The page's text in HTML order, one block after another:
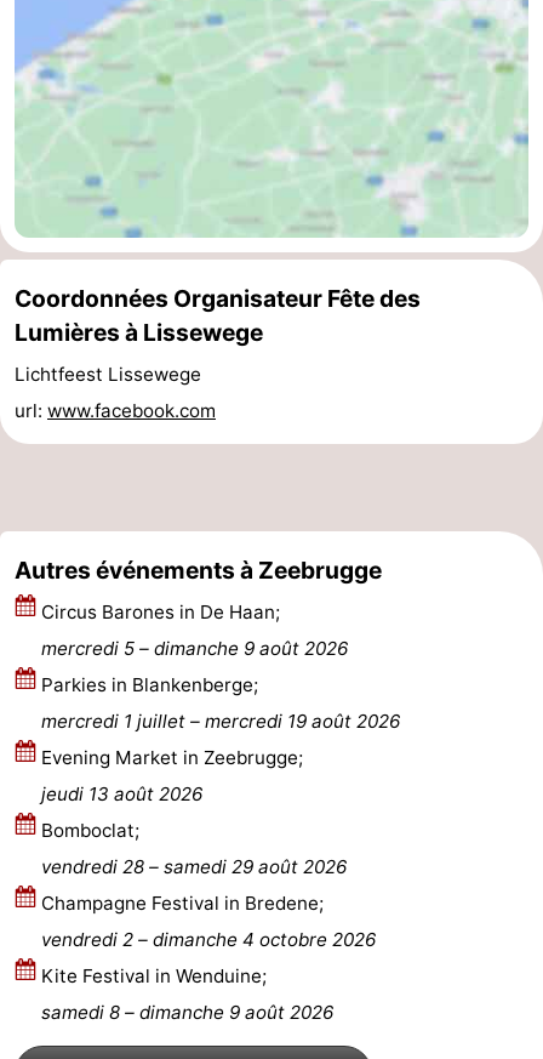
Ostende
-
Middelkerke
Westende
Météo
Contact
Coordonnées Organisateur Fête des
Lumières à Lissewege
Lichtfeest Lissewege
url: www.facebook.com
Autres événements à Zeebrugge
Circus Barones in De Haan;
mercredi 5 –
dimanche 9 août 2026
Parkies in Blankenberge;
mercredi 1 juillet – mercredi 19 août 2026
Evening Market in Zeebrugge;
jeudi 13 août 2026
Bomboclat;
vendredi 28 – samedi 29 août 2026
Champagne Festival in Bredene;
vendredi 2 –
dimanche 4 octobre 2026
Kite Festival in Wenduine;
samedi 8 – dimanche 9 août 2026